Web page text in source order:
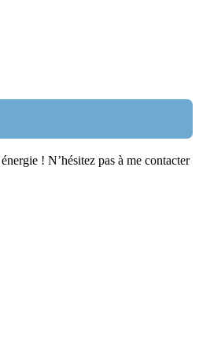
! N’hésitez pas à me contacter